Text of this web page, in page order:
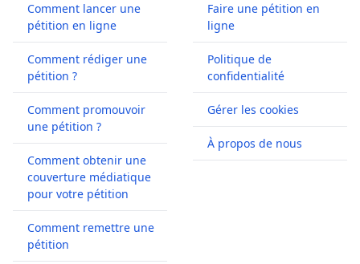
Comment lancer une
pétition en ligne
Comment rédiger une
pétition ?
Comment promouvoir
une pétition ?
Comment obtenir une
couverture médiatique
pour votre pétition
Comment remettre une
pétition
Faire une pétition en
ligne
Politique de
confidentialité
Gérer les cookies
À propos de nous